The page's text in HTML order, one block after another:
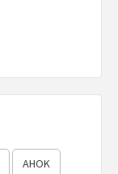
AHOK